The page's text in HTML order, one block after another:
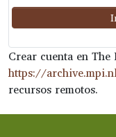
Crear cuenta en
https://
recursos remotos.